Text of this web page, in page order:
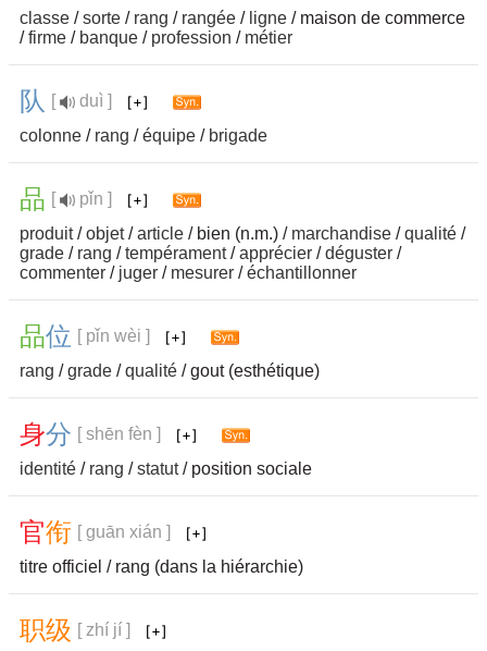
classe /sorte / rang / rangée / ligne / maison de commerce
/firme / banque / profession / métier
队 [
duì ]
colonne / rang /équipe / brigade
品 [
pǐn ]
produit/objet/article / bien (n.m.) / marchandise /qualité /
grade / rang /tempérament/apprécier /déguster /
commenter / juger / mesurer /échantillonner
品位 [ pǐn wèi ]
rang /grade /qualité / gout (esthétique)
身分 [ shēn fèn ]
identité / rang /statut/ position sociale
官衔 [ guān xián ]
titre officiel / rang (dans la hiérarchie)
职级 [ zhí jí ]